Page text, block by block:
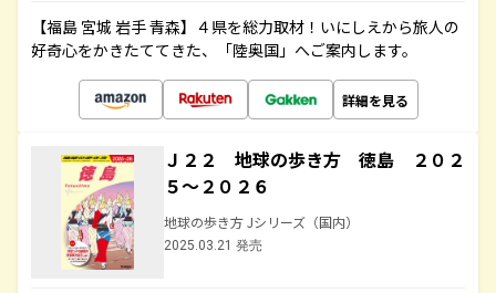
【福島 宮城 岩手 青森】４県を総力取材！いにしえから旅人の
好奇心をかきたててきた、「陸奥国」へご案内します。
詳細を見る
Ｊ２２ 地球の歩き方 徳島 ２０２
５～２０２６
地球の歩き方 Jシリーズ（国内）
2025.03.21 発売